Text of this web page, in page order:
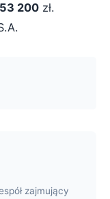
200 zł.
zajmujący